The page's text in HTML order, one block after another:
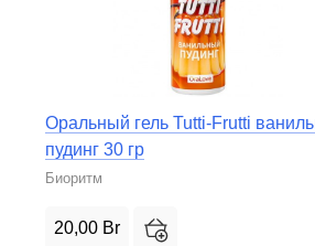
Оральный гель Tutti-Frutti
пудинг 30 гр
Биоритм
20,00 Br